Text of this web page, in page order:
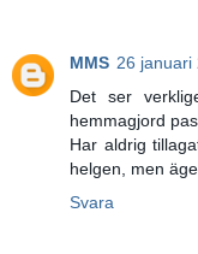
MMS 26 januari
Det ser
hemmagjord
Har aldrig
helgen, men
Svara